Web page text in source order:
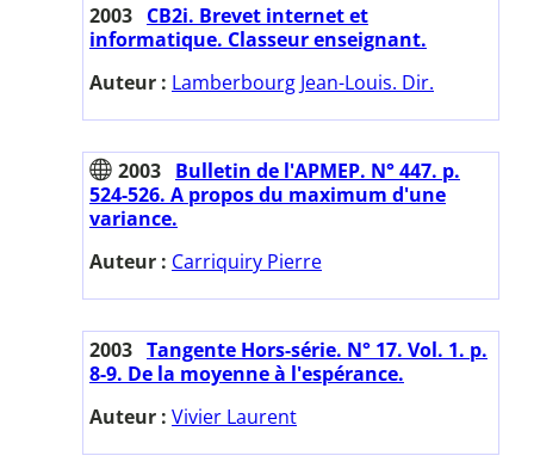
2003 CB2i. Brevet internet et
informatique. Classeur enseignant.
Auteur : Lamberbourg Jean-Louis. Dir.
2003 Bulletin de l'APMEP. N° 447. p.
524-526. A propos du maximum d'une
variance.
Auteur : Carriquiry Pierre
2003 Tangente Hors-série. N° 17. Vol. 1. p.
8-9. De la moyenne à l'espérance.
Auteur : Vivier Laurent